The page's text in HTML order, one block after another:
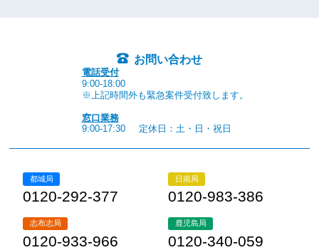
お問い合わせ
電話受付
9:00-18:00
※上記時間外も緊急案件受付致します。
窓口業務
9:00-17:30
定休日：土・日・祝日
都城局
0120-292-377
日南局
0120-983-386
志布志局
0120-933-966
鹿児島局
0120-340-059